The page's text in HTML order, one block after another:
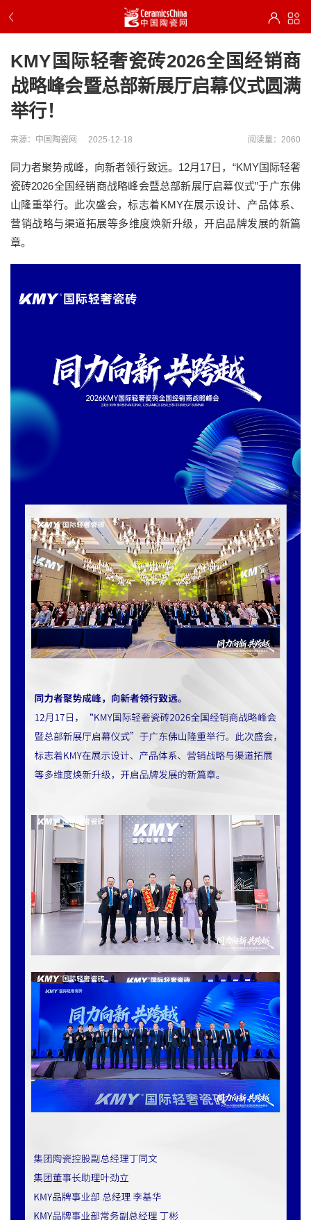
KMY国际轻奢瓷砖2026全国经销商
战略峰会暨总部新展厅启幕仪式圆满
举行！
来源：中国陶瓷网 2025-12-18 阅读量：2060
同力者聚势成峰，向新者领行致远。12月17日，“KMY国际轻奢
瓷砖2026全国经销商战略峰会暨总部新展厅启幕仪式”于广东佛
山隆重举行。此次盛会，标志着KMY在展示设计、产品体系、
营销战略与渠道拓展等多维度焕新升级，开启品牌发展的新篇
章。